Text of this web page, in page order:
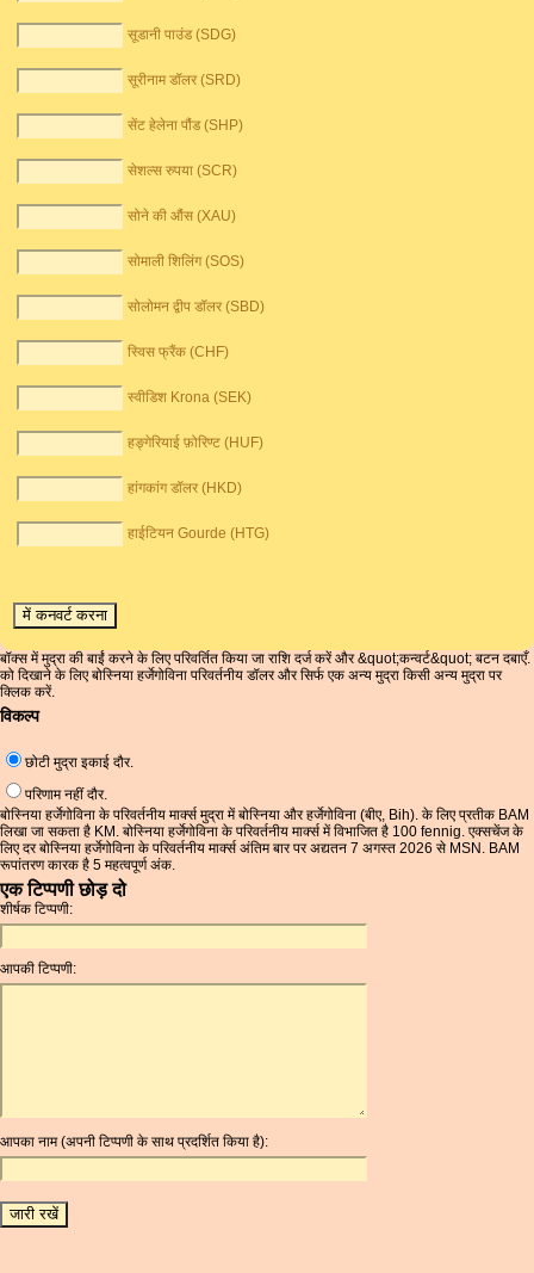
सूडानी पाउंड (SDG)
सूरीनाम डॉलर (SRD)
सेंट हेलेना पौंड (SHP)
सेशल्स रुपया (SCR)
सोने की औंस (XAU)
सोमाली शिलिंग (SOS)
सोलोमन द्वीप डॉलर (SBD)
स्विस फ्रैंक (CHF)
स्वीडिश Krona (SEK)
हङ्गेरियाई फ़ोरिण्ट (HUF)
हांगकांग डॉलर (HKD)
हाईटियन Gourde (HTG)
बॉक्स में मुद्रा की बाईं करने के लिए परिवर्तित किया जा राशि दर्ज करें और &quot;कन्वर्ट&quot; बटन दबाएँ.
को दिखाने के लिए बोस्निया हर्जेगोविना परिवर्तनीय डॉलर और सिर्फ एक अन्य मुद्रा किसी अन्य मुद्रा पर
क्लिक करें.
विकल्प
छोटी मुद्रा इकाई दौर.
परिणाम नहीं दौर.
बोस्निया हर्जेगोविना के परिवर्तनीय मार्क्स मुद्रा में बोस्निया और हर्जेगोविना (बीए, Bih). के लिए प्रतीक BAM
लिखा जा सकता है KM. बोस्निया हर्जेगोविना के परिवर्तनीय मार्क्स में विभाजित है 100 fennig. एक्सचेंज के
लिए दर बोस्निया हर्जेगोविना के परिवर्तनीय मार्क्स अंतिम बार पर अद्यतन 7 अगस्त 2026 से MSN. BAM
रूपांतरण कारक है 5 महत्वपूर्ण अंक.
एक टिप्पणी छोड़ दो
शीर्षक टिप्पणी:
आपकी टिप्पणी:
आपका नाम (अपनी टिप्पणी के साथ प्रदर्शित किया है):